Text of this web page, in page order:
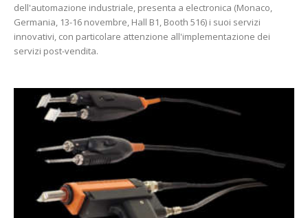
dell'automazione industriale, presenta a electronica (Monaco,
Germania, 13-16 novembre, Hall B1, Booth 516) i suoi servizi
innovativi, con particolare attenzione all'implementazione dei
servizi post-vendita.